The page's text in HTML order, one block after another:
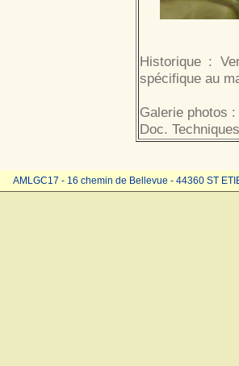
Historique :
spécifique au
Galerie photos :
Doc.
AMLGC17 - 16 chemin de Bellevue - 44360 ST